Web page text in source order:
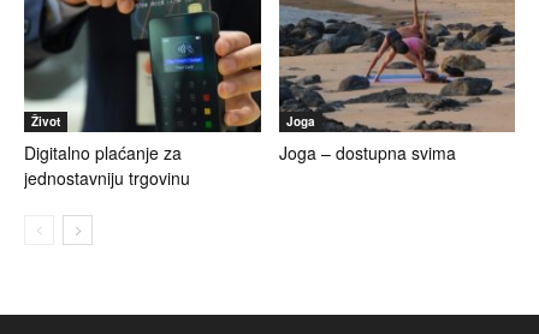
Život
Digitalno plaćanje za
jednostavniju trgovinu
Joga
Joga – dostupna svima